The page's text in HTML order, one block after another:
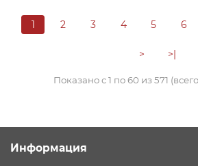
1 2 3 4 5 6
> >|
Показано с 1 по 60 из 571
Информация